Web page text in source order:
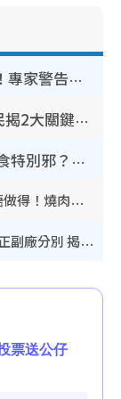
行李清潔｜車轆污糟過馬桶58倍！專家警告忌用酒精抹 教1招免污手除菌
裝修拆鐵閘隨時變賊人目標？網民揭2大關鍵用途：裝新式等於白裝？附新舊鐵閘分別
鬼門開2026｜農曆七月撞正日全食特別邪？專家警告切忌做一事！揭4大禁忌+2招保平安
鬼門開2026｜8.13鬼節禁忌 22件事唔做得！燒肉、刺身要少食？半夜勿吹口哨/打呢個電話
網傳公院改用內地/副廠藥？醫生拆解正副廠分別 揭4類人換藥隨時出事